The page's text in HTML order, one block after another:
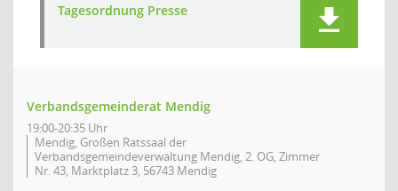
Tagesordnung Presse
Verbandsgemeinderat Mendig
19:00-20:35 Uhr
Mendig, Großen Ratssaal der
Verbandsgemeindeverwaltung Mendig, 2. OG, Zimmer
Nr. 43, Marktplatz 3, 56743 Mendig